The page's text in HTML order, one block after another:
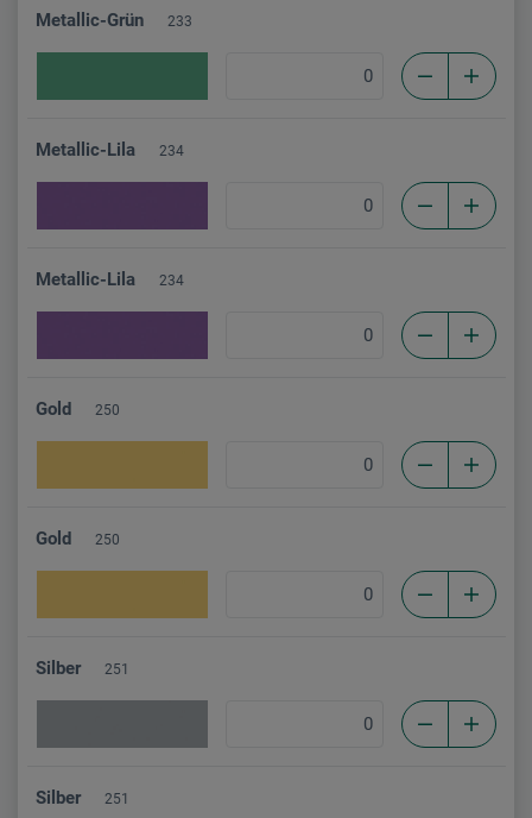
Metallic-Grün 233
Metallic-Lila 234
Metallic-Lila 234
Gold 250
Gold 250
Silber 251
Silber 251